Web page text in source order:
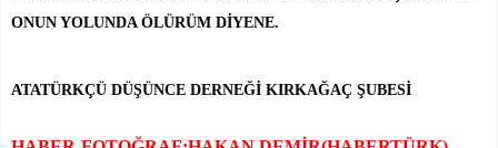
ONUN YOLUNDA ÖLÜRÜM DİYENE.
ATATÜRKÇÜ DÜŞÜNCE DERNEĞİ KIRKAĞAÇ ŞUBESİ